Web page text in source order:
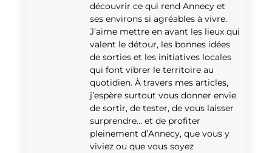
découvrir ce qui rend Annecy et
ses environs si agréables à vivre.
J’aime mettre en avant les lieux qui
valent le détour, les bonnes idées
de sorties et les initiatives locales
qui font vibrer le territoire au
quotidien. À travers mes articles,
j’espère surtout vous donner envie
de sortir, de tester, de vous laisser
surprendre… et de profiter
pleinement d’Annecy, que vous y
viviez ou que vous soyez